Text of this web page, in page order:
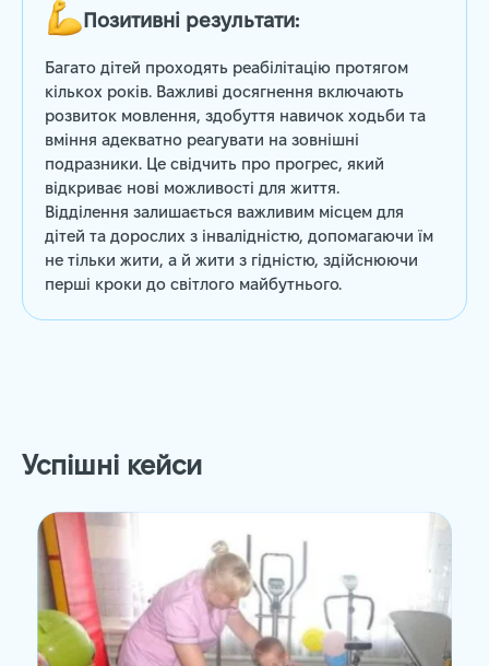
Позитивні результати:
Багато дітей проходять реабілітацію протягом
кількох років. Важливі досягнення включають
розвиток мовлення, здобуття навичок ходьби та
вміння адекватно реагувати на зовнішні
подразники. Це свідчить про прогрес, який
відкриває нові можливості для життя.
Відділення залишається важливим місцем для
дітей та дорослих з інвалідністю, допомагаючи їм
не тільки жити, а й жити з гідністю, здійснюючи
перші кроки до світлого майбутнього.
Успішні кейси